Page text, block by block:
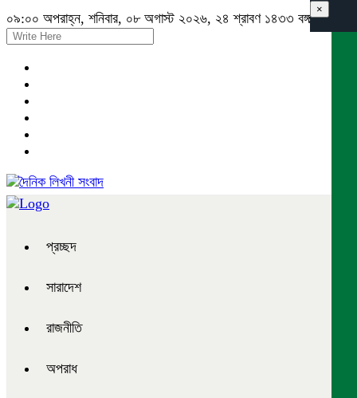
০৯:০০ অপরাহ্ন, শনিবার, ০৮ অগাস্ট ২০২৬, ২৪ শ্রাবণ ১৪৩৩ বঙ্গাব্দ
প্রচ্ছদ
সারাদেশ
রাজনীতি
অপরাধ
×